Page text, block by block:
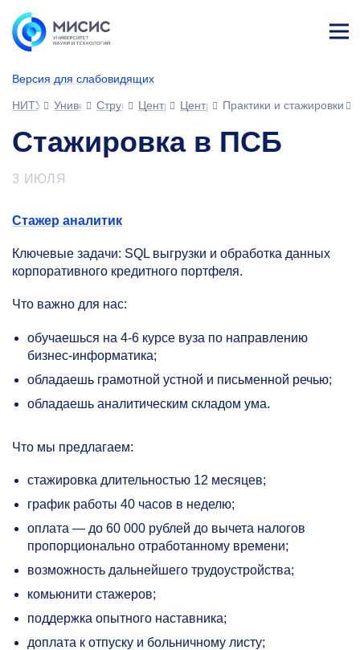
Версия для слабовидящих
ине
НИТУ МИСИСУниверситетСтруктура университета
Центры Центр карьеры и практической
Практики и стажировки
Стажировка в ПСБ
3 ИЮЛЯ
Стажер аналитик
Ключевые задачи: SQL выгрузки и обработка данных
корпоративного кредитного портфеля.
Что важно для нас:
обучаешься на4-6 курсе вуза по направлению
бизнес-информатика;
обладаешь грамотной устной и письменной речью;
обладаешь аналитическим складом ума.
Что мы предлагаем:
стажировка длительностью 12 месяцев;
график работы 40 часов в неделю;
оплата — до 60 000 рублей до вычета налогов
пропорционально отработанному времени;
возможность дальнейшего трудоустройства;
комьюнити стажеров;
поддержка опытного наставника;
доплата к отпуску и больничному листу;